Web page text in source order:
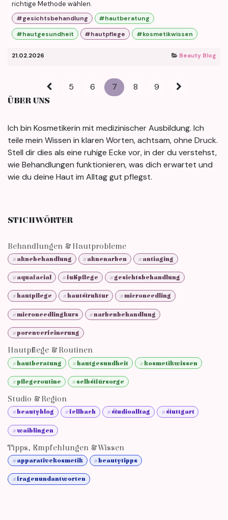
richtige Methode wählen.
#gesichtsbehandlung
#hautberatung
#hautgesundheit
#hautpflege #kosmetikwissen
21.02.2026 Beauty Blog
5 6 7 8 9
ÜBER UNS
Ich bin Kosmetikerin mit medizinischer Ausbildung. Ich
teile mein Wissen in klaren Worten, achtsam, ohne Druck.
Stell dir dies als eine ruhige Ecke vor, in der du verstehst,
wie Behandlungen funktionieren, was dich erwartet und
wie du deine Haut im Alltag gut pflegst.
STICHWÖRTER
Behandlungen & Hautprobleme
#aknebehandlung #aknenarben #antiaging
#aquafacial #fußpflege #gesichtsbehandlung
#hautpflege #hautstruktur #microneedling
#microneedlingkurs #narbenbehandlung
#porenverfeinerung
Hautpflege & Routinen
#hautberatung #hautgesundheit #kosmetikwissen
#pflegeroutine #selbstfürsorge
Studio & Region
#beautyblog #fellbach #studioalltag #stuttgart
#waiblingen
Tipps, Empfehlungen & Wissen
#apparativekosmetik #beautytipps
#fragenundantworten